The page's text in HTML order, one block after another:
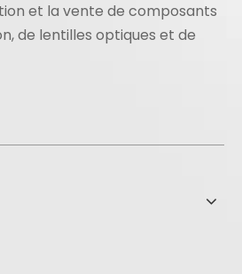
et la vente de composants
de lentilles optiques et de